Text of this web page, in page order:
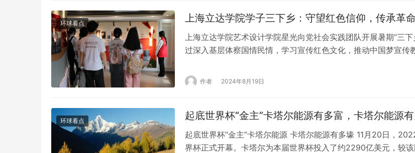
杂。期间…
环球看点 上海立达学院学子三下乡：守望红色信仰，传承革
上海立达学院艺术设计学院星光向党社会实践团队开展暑期“三下
过深入基层体察国情民情，学习宣传红色文化，推动中国梦宣传
社会的认知。 近日，上海立达学院星火向党社会实践团队赴上海
作者 2024年8月19日
环球看点 起底世界杯“金主”卡塔尔能源有多富，卡塔尔能源
起底世界杯“金主”卡塔尔能源 卡塔尔能源有多壕 11月20日，
界杯正式开幕。卡塔尔为本届世界杯投入了约2290亿美元，较该